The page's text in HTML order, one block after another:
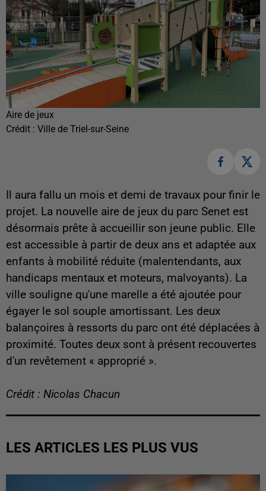
Aire de jeux
Crédit : Ville de Triel-sur-Seine
Il aura fallu un mois et demi de travaux pour finir le
projet. La nouvelle aire de jeux du parc Senet est
désormais prête à accueillir son jeune public. Elle
est accessible à partir de deux ans et adaptée aux
enfants à mobilité réduite (malentendants, aux
handicaps mentaux et moteurs, malvoyants). La
ville souligne qu'une marelle a été ajoutée pour
égayer le sol souple amortissant. Les deux
balançoires à ressorts du parc ont été déplacées à
proximité. Toutes deux sont à présent recouvertes
d'un revêtement « approprié ».
Crédit : Nicolas Chacun
LES ARTICLES LES PLUS VUS